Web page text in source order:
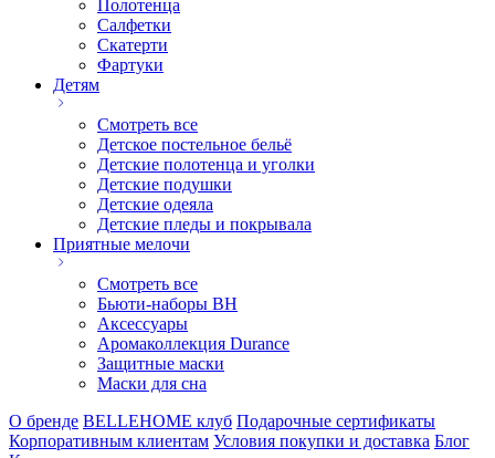
Полотенца
Салфетки
Скатерти
Фартуки
Детям
Смотреть все
Детское постельное бельё
Детские полотенца и уголки
Детские подушки
Детские одеяла
Детские пледы и покрывала
Приятные мелочи
Смотреть все
Бьюти-наборы ВН
Аксессуары
Аромаколлекция Durance
Защитные маски
Маски для сна
О бренде BELLEHOME клуб Подарочные сертификаты
Корпоративным клиентам Условия покупки и доставка Блог